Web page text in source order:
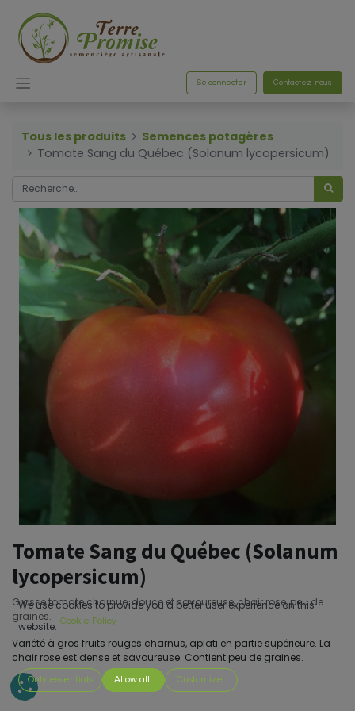
Se connecter Contactez-nous
Tous les produits
Semences potagères
Tomate Sang du Québec (Solanum lycopersicum)
Tomate Sang du Québec (Solanum
lycopersicum)
Grosse tomate charnue, douce et savoureuse, chair rose, peu de
graines.
Variété à gros fruits rouges charnus, aplati en partie supérieure. La
chair rose est dense et savoureuse. Contient peu de graines.
We use cookies to provide you a better user experience on this
website. Cookie Policy
Only essentials Allow all Customize